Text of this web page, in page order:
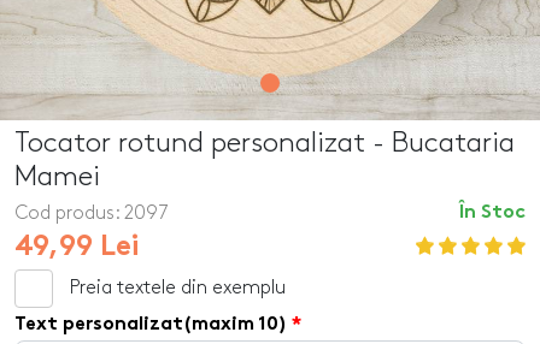
Tocator rotund personalizat - Bucataria
Mamei
În Stoc
Cod produs: 2097
49,99 Lei
Preia textele din exemplu
Text personalizat(maxim 10)